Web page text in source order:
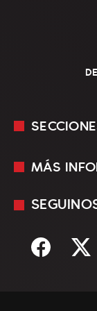
En Vivo
Sociedad
MÁS
Mediakit
Términos y